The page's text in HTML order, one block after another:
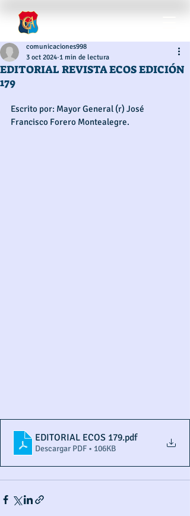
EDITORIAL REVISTA ECOS EDICIÓN
179
comunicaciones998
3 oct 2024 1 min de lectura
Escrito por: Mayor General (r) José
Francisco Forero Montealegre.
EDITORIAL ECOS 179.pdf
Descargar PDF • 106KB